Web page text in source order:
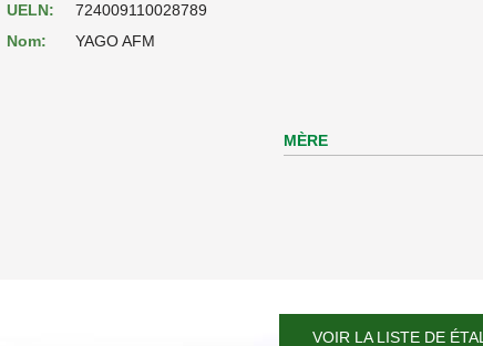
UELN:
724009110028789
Nom:
YAGO AFM
MÈRE
VOIR LA LISTE DE